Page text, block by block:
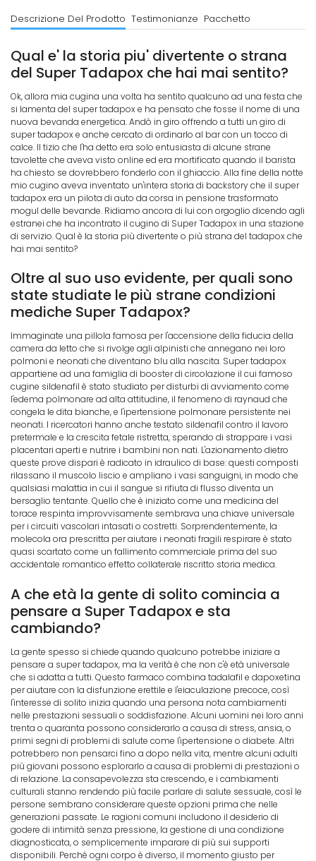
Descrizione Del Prodotto Testimonianze Pacchetto
Qual e' la storia piu' divertente o strana
del Super Tadapox che hai mai sentito?
Ok, allora mia cugina una volta ha sentito qualcuno ad una festa che
si lamenta del super tadapox e ha pensato che fosse il nome di una
nuova bevanda energetica. Andò in giro offrendo a tutti un giro di
super tadapox e anche cercato di ordinarlo al bar con un tocco di
calce. Il tizio che l'ha detto era solo entusiasta di alcune strane
tavolette che aveva visto online ed era mortificato quando il barista
ha chiesto se dovrebbero fonderlo con il ghiaccio. Alla fine della notte
mio cugino aveva inventato un'intera storia di backstory che il super
tadapox era un pilota di auto da corsa in pensione trasformato
mogul delle bevande. Ridiamo ancora di lui con orgoglio dicendo agli
estranei che ha incontrato il cugino di Super Tadapox in una stazione
di servizio. Qual è la storia più divertente o più strana del tadapox che
hai mai sentito?
Oltre al suo uso evidente, per quali sono
state studiate le più strane condizioni
mediche Super Tadapox?
Immaginate una pillola famosa per l'accensione della fiducia della
camera da letto che si rivolge agli alpinisti che annegano nei loro
polmoni e neonati che diventano blu alla nascita. Super tadapox
appartiene ad una famiglia di booster di circolazione il cui famoso
cugine sildenafil è stato studiato per disturbi di avviamento come
l'edema polmonare ad alta attitudine, il fenomeno di raynaud che
congela le dita bianche, e l'ipertensione polmonare persistente nei
neonati. I ricercatori hanno anche testato sildenafil contro il lavoro
pretermale e la crescita fetale ristretta, sperando di strappare i vasi
placentari aperti e nutrire i bambini non nati. L'azionamento dietro
queste prove dispari è radicato in idraulico di base: questi composti
rilassano il muscolo liscio e ampliano i vasi sanguigni, in modo che
qualsiasi malattia in cui il sangue si rifiuta di flusso diventa un
bersaglio tentante. Quello che è iniziato come una medicina del
torace respinta improvvisamente sembrava una chiave universale
per i circuiti vascolari intasati o costretti. Sorprendentemente, la
molecola ora prescritta per aiutare i neonati fragili respirare è stato
quasi scartato come un fallimento commerciale prima del suo
accidentale romantico effetto collaterale riscritto storia medica.
A che età la gente di solito comincia a
pensare a Super Tadapox e sta
cambiando?
La gente spesso si chiede quando qualcuno potrebbe iniziare a
pensare a super tadapox, ma la verità è che non c'è età universale
che si adatta a tutti. Questo farmaco combina tadalafil e dapoxetina
per aiutare con la disfunzione erettile e l'eiaculazione precoce, così
l'interesse di solito inizia quando una persona nota cambiamenti
nelle prestazioni sessuali o soddisfazione. Alcuni uomini nei loro anni
trenta o quaranta possono considerarlo a causa di stress, ansia, o
primi segni di problemi di salute come l'ipertensione o diabete. Altri
potrebbero non pensarci fino a dopo nella vita, mentre alcuni adulti
più giovani possono esplorarlo a causa di problemi di prestazioni o
di relazione. La consapevolezza sta crescendo, e i cambiamenti
culturali stanno rendendo più facile parlare di salute sessuale, così le
persone sembrano considerare queste opzioni prima che nelle
generazioni passate. Le ragioni comuni includono il desiderio di
godere di intimità senza pressione, la gestione di una condizione
diagnosticata, o semplicemente imparare di più sui supporti
disponibili. Perché ogni corpo è diverso, il momento giusto per